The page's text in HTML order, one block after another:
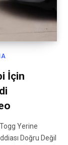
İçin
Yerine
Doğru Değil